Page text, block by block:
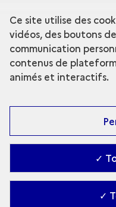
Découvrir la collection
Gestion des
Ce site utilise des
vidéos, des boutons
communication
contenus de
animés et interactifs.
✓
✓